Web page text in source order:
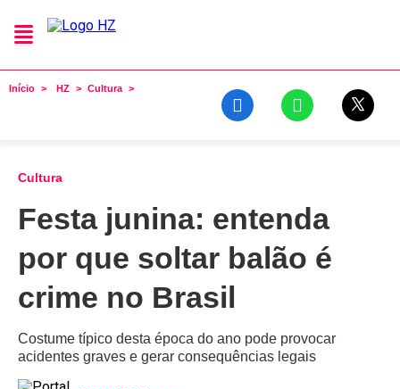
Início HZ Cultura
Cultura
Festa junina: entenda
por que soltar balão é
crime no Brasil
Costume típico desta época do ano pode provocar
acidentes graves e gerar consequências legais